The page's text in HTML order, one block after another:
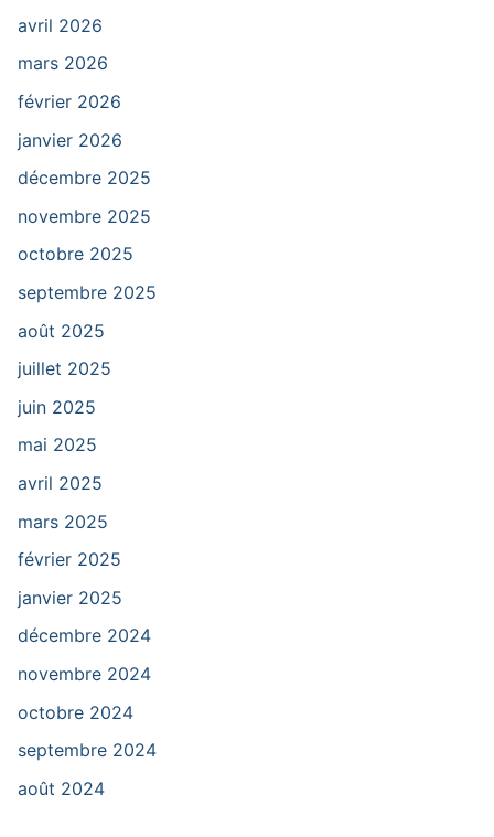
avril 2026
mars 2026
février 2026
janvier 2026
décembre 2025
novembre 2025
octobre 2025
septembre 2025
août 2025
juillet 2025
juin 2025
mai 2025
avril 2025
mars 2025
février 2025
janvier 2025
décembre 2024
novembre 2024
octobre 2024
septembre 2024
août 2024